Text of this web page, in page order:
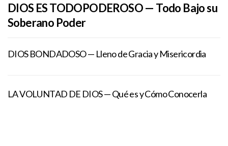
DIOS ES TODOPODEROSO — Todo Bajo su
Soberano Poder
DIOS BONDADOSO — Lleno de Gracia y Misericordia
LA VOLUNTAD DE DIOS — Qué es y Cómo Conocerla